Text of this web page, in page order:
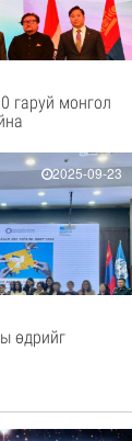
ийн Үндэсний
даргаар
д..
49 минутын өмнө
15
тариф но..
54 минутын өмнө
замын цуваа
километр
58 минутын өмнө
гаруй монгол
2025-09-23
өдрийг